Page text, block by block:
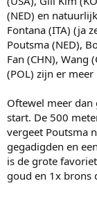
(NED) en
Fontana (ITA) (ja
Poutsma (NED),
Fan (CHN), Wang
(POL) zijn er meer
Oftewel meer dan
start. De 500
vergeet Poutsma
gegadigden en
is de grote
goud en 1x brons